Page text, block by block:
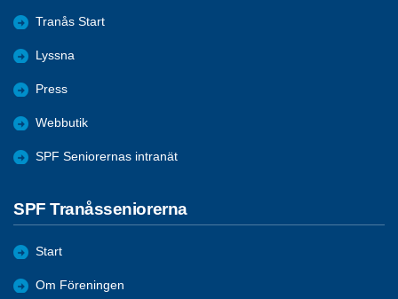
Tranås Start
Lyssna
Press
Webbutik
SPF Seniorernas intranät
SPF Tranåsseniorerna
Start
Om Föreningen